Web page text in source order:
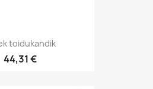
toidukandik
44,31 €